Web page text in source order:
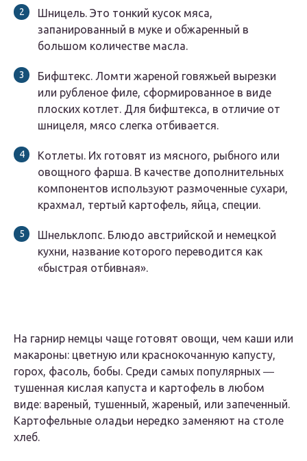
Шницель. Это тонкий кусок мяса,
запанированный в муке и обжаренный в
большом количестве масла.
Бифштекс. Ломти жареной говяжьей вырезки
или рубленое филе, сформированное в виде
плоских котлет. Для бифштекса, в отличие от
шницеля, мясо слегка отбивается.
Котлеты. Их готовят из мясного, рыбного или
овощного фарша. В качестве дополнительных
компонентов используют размоченные сухари,
крахмал, тертый картофель, яйца, специи.
Шнельклопс. Блюдо австрийской и немецкой
кухни, название которого переводится как
«быстрая отбивная».
На гарнир немцы чаще готовят овощи, чем каши или
макароны: цветную или краснокочанную капусту,
горох, фасоль, бобы. Среди самых популярных ―
тушенная кислая капуста и картофель в любом
виде: вареный, тушенный, жареный, или запеченный.
Картофельные оладьи нередко заменяют на столе
хлеб.